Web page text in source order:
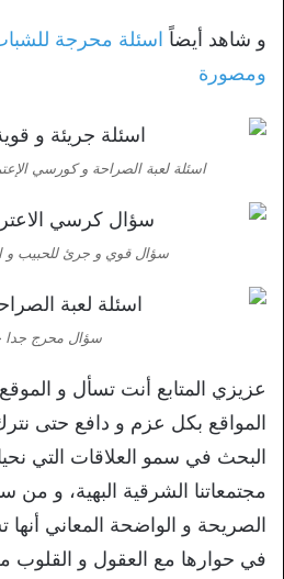
و شاهد أيضاً اسئلة محرجة
ومصورة
اسئلة لعبة الصراحة و كورسي
سؤال قوي و جرئ للحبيب و
سؤال محرج جدا
عزيزي المتابع أنت تسأل و الموقع
المواقع بكل عزم و دافع حتى
البحث في سمو العلاقات التي
مجتمعاتنا الشرقية البهية، و من
الصريحة و الواضحة المعاني
في حوارها مع العقول و القلوب